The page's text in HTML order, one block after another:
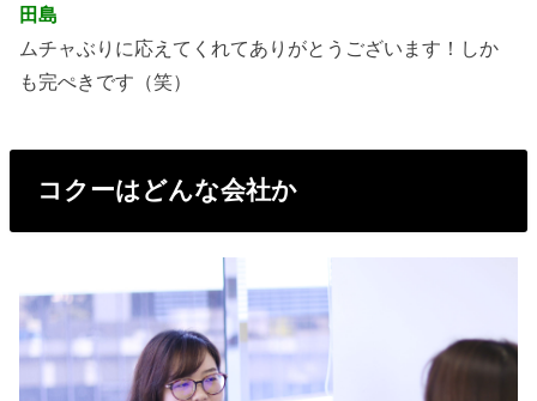
田島
ムチャぶりに応えてくれてありがとうございます！しか
も完ぺきです（笑）
コクーはどんな会社か